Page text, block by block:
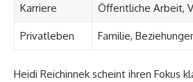
Karriere Öffentliche Arbeit,
Privatleben Familie,
Heidi Reichinnek scheint ihren Fokus